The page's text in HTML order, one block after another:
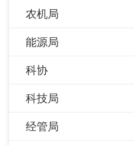
农机局
能源局
科协
科技局
经管局